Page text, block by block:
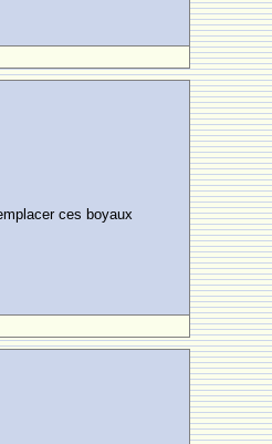
ces boyaux